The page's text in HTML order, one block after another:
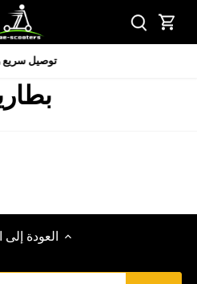
العودة إلى